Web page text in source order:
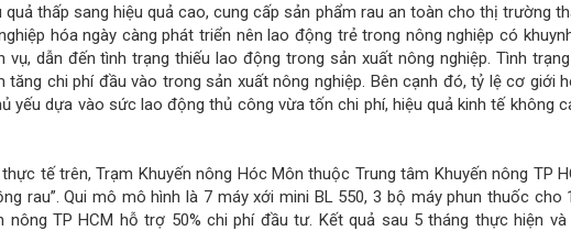
thấp sang hiệu quả cao, cung cấp sản phẩm rau an toàn cho thị trường
hóa ngày càng phát triển nên lao động trẻ trong nông nghiệp có
vụ, dẫn đến tình trạng thiếu lao động trong sản xuất nông nghiệp. Tình
tăng chi phí đầu vào trong sản xuất nông nghiệp. Bên cạnh đó, tỷ lệ cơ giới
yếu dựa vào sức lao động thủ công vừa tốn chi phí, hiệu quả kinh tế không
tế trên, Trạm Khuyến nông Hóc Môn thuộc Trung tâm Khuyến nông TP
rau”. Qui mô mô hình là 7 máy xới mini BL 550, 3 bộ máy phun thuốc
nông TP HCM hỗ trợ 50% chi phí đầu tư. Kết quả sau 5 tháng thực hiện